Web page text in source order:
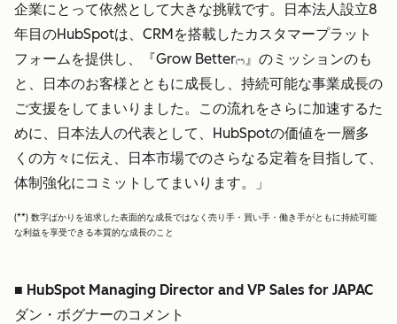
企業にとって依然として大きな挑戦です。日本法人設立8
年目のHubSpotは、CRMを搭載したカスタマープラット
フォームを提供し、『Grow Better(**) 』のミッションのも
と、日本のお客様とともに成長し、持続可能な事業成長の
ご支援をしてまいりました。この流れをさらに加速するた
めに、日本法人の代表として、HubSpotの価値を一層多
くの方々に伝え、日本市場でのさらなる定着を目指して、
体制強化にコミットしてまいります。」
(**) 数字ばかりを追求した表面的な成長ではなく売り手・買い手・働き手がともに持続可能
な利益を享受できる本質的な成長のこと
■ HubSpot Managing Director and VP Sales for JAPAC
ダン・ボグナーのコメント